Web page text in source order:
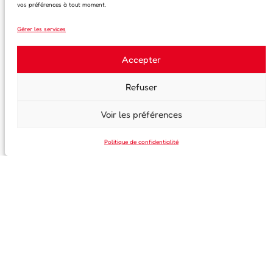
vos préférences à tout moment.
Gérer les services
Accepter
Refuser
Voir les préférences
Politique de confidentialité